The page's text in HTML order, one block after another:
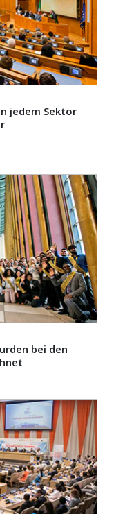
jedem Sektor
bei den